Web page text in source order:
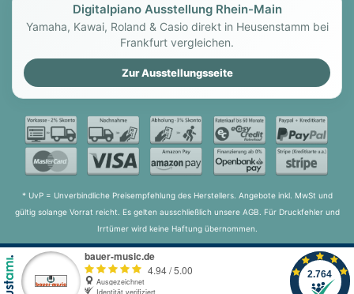
Digitalpiano Ausstellung Rhein-Main
Yamaha, Kawai, Roland & Casio direkt in Heusenstamm bei
Frankfurt vergleichen.
Zur Ausstellungsseite
* UvP = Unverbindliche Preisempfehlung des Herstellers. Angebote inkl. MwSt und
gültig solange Vorrat reicht. Es gelten ausschließlich unsere AGB. Für Druckfehler und
Irrtümer wird keine Haftung übernommen.